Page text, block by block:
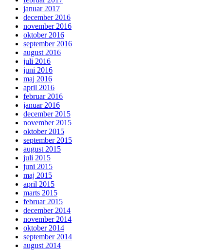
januar 2017
december 2016
november 2016
oktober 2016
september 2016
august 2016
juli 2016
juni 2016
maj 2016
april 2016
februar 2016
januar 2016
december 2015
november 2015
oktober 2015
september 2015
august 2015
juli 2015
juni 2015
maj 2015
april 2015
marts 2015
februar 2015
december 2014
november 2014
oktober 2014
september 2014
august 2014